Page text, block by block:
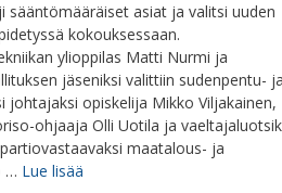
sääntömääräiset asiat ja valitsi uuden
kokouksessaan.
ylioppilas Matti Nurmi ja
jäseniksi valittiin sudenpentu-
johtajaksi opiskelija Mikko Viljakainen,
ohjaaja Olli Uotila ja
maatalous- ja
… Lue lisää